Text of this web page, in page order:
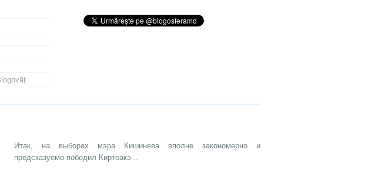
Итак, на выборах мэра Кишинева вполне закономерно и
предсказуемо победил Киртоакэ...